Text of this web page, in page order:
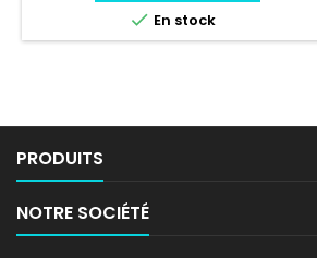
 En stock
PRODUITS
NOTRE SOCIÉTÉ